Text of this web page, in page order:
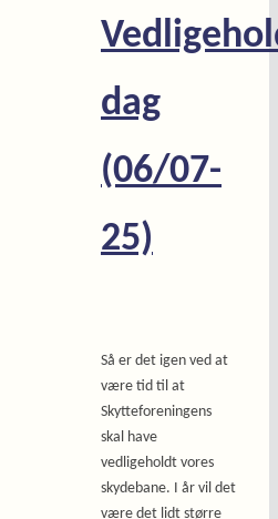
dag
(06/07-
25)
Så er det igen ved at
være tid til at
Skytteforeningens
skal have
vedligeholdt vores
skydebane. I år vil det
være det lidt større